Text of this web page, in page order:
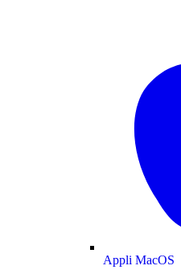
Appli MacOS